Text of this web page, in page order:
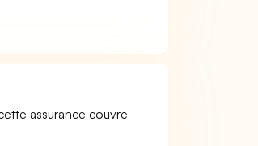
assurance couvre